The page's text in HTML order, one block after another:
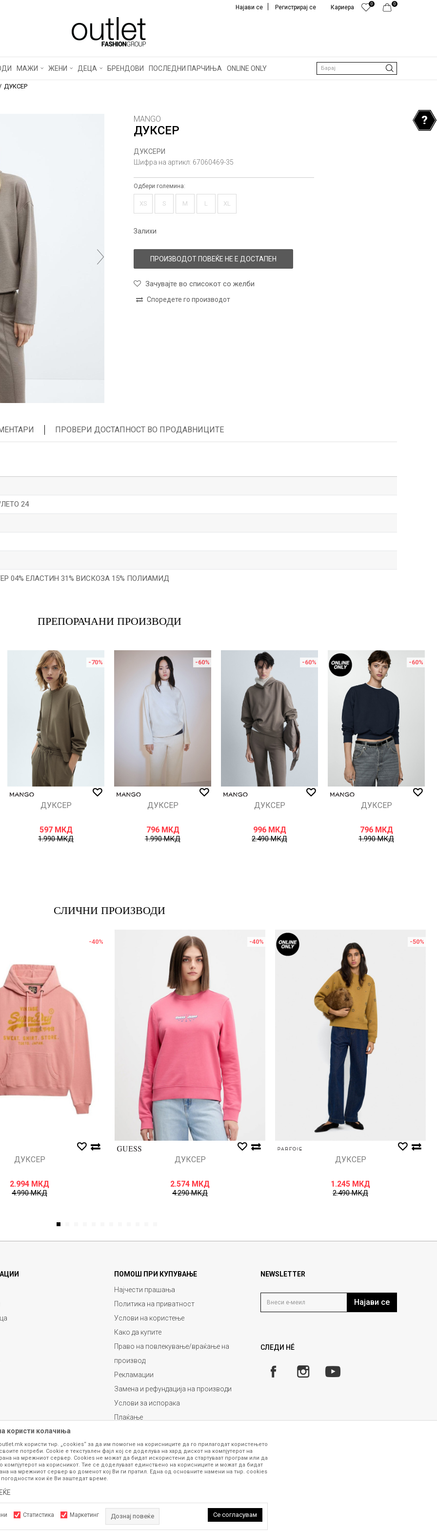
0
0
Кариера
Најави се Регистрирај се
МАЖИ ЖЕНИ ДЕЦА БРЕНДОВИ ПОСЛЕДНИ ПАРЧИЊА ONLINE ONLY Барај
ДУКСЕР
MANGO
ДУКСЕР
ДУКСЕРИ
Шифра на артикл: 67060469-35
Одбери големина:
XS S M L XL
Залихи
ПРОИЗВОДОТ ПОВЕЌЕ НЕ Е ДОСТАПЕН
Зачувајте во списокот со желби
Споредете го производот
ПРОВЕРИ ДОСТАПНОСТ ВО ПРОДАВНИЦИТЕ
24
04% ЕЛАСТИН 31% ВИСКОЗА 15% ПОЛИАМИД
ПРЕПОРАЧАНИ ПРОИЗВОДИ
-70%
ДУКСЕР
597 МКД
1.990МКД
-60%
ДУКСЕР
796 МКД
1.990МКД
-60%
ДУКСЕР
996 МКД
2.490МКД
-60%
ДУКСЕР
796 МКД
1.990МКД
СЛИЧНИ ПРОИЗВОДИ
-40%
ДУКСЕР
2.994 МКД
4.990МКД
-40%
ДУКСЕР
2.574 МКД
4.290МКД
-50%
ДУКСЕР
1.245 МКД
2.490МКД
1
ПОМОШ ПРИ КУПУВАЊЕ
Најчести прашања
Политика на приватност
Услови на користење
Како да купите
Право на повлекување/враќање на
производ
Рекламации
Замена и рефундација на производи
Услови за испорака
Плаќање
NEWSLETTER
Најави се
СЛЕДИ НÉ
изложени на нашата онлајн продавница се стремиме да бидат конкретни, точни и прецизни, меѓутоа не можеме да
или пак дека сите производи во моментот се достапни на залиха. Фотографиите се најверодостојниот приказ на
за замена на производ или рефундација, процедурата може да трае до 15 работни дена. За повеќе информации,
070 275 363 или на е-маилoutlet@fashiongroup.com.mkодпонеделник до петок (08-16ч) и сабота (10-15ч)
користи колачиња
користи тнр. „cookies“ за да им помогне на корисниците да го прилагодат користењето
потреби. Cookie е текстуален фајл кој се доделува на хард дискот на компјутерот на
на мрежниот сервер. Cookies не можат да бидат искористени да стартуваат програм или да
компјутерот на корисникот. Тие се доделуваат единствено на корисниците и можат да бидат
на мрежниот сервер во доменот кој Ви ги пратил. Една од основните намени на тнр. сookies
кои ќе Ви заштедат време.
Статистика Маркетинг Дознај повеќе Се согласувам